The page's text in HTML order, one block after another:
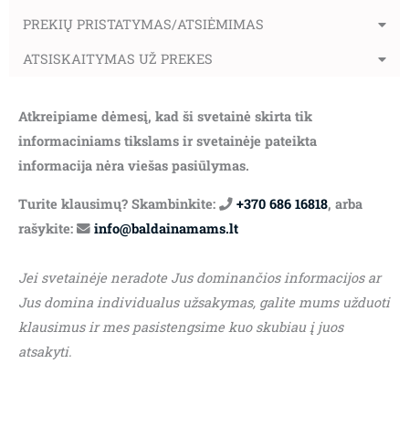
PREKIŲ PRISTATYMAS/ATSIĖMIMAS
ATSISKAITYMAS UŽ PREKES
Atkreipiame dėmesį, kad ši svetainė skirta tik
informaciniams tikslams ir svetainėje pateikta
informacija nėra viešas pasiūlymas.
Turite klausimų? Skambinkite: +370 686 16818, arba
rašykite:
info@baldainamams.lt
Jei svetainėje neradote Jus dominančios informacijos ar
Jus domina individualus užsakymas, galite mums užduoti
klausimus ir mes pasistengsime kuo skubiau į juos
atsakyti.